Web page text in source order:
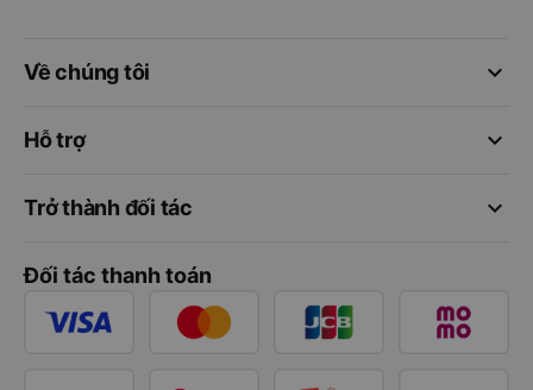
keyboard_arrow_down
Về chúng tôi
keyboard_arrow_down
Hỗ trợ
keyboard_arrow_down
Trở thành đối tác
Đối tác thanh toán